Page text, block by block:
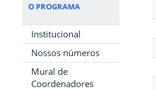
O PROGRAMA
Institucional
Nossos números
Mural de
Coordenadores